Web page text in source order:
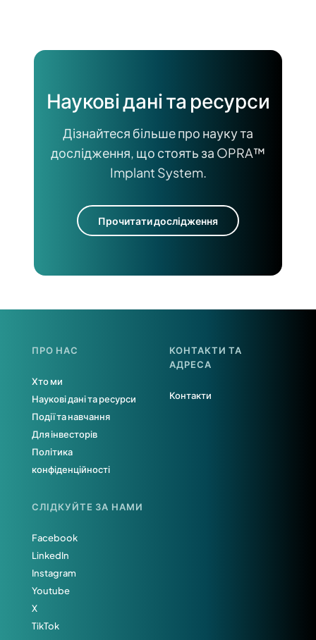
Наукові дані та ресурси
Дізнайтеся більше про науку та
дослідження, що стоять за OPRA™
Implant System.
Прочитати дослідження
ПРО НАС
Хто ми
Наукові дані та ресурси
Події та навчання
Для інвесторів
Політика
конфіденційності
КОНТАКТИ ТА
АДРЕСА
Контакти
СЛІДКУЙТЕ ЗА НАМИ
Facebook
LinkedIn
Instagram
Youtube
X
TikTok